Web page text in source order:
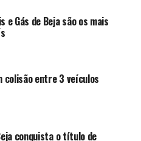
e Gás de Beja são os mais
colisão entre 3 veículos
conquista o título de